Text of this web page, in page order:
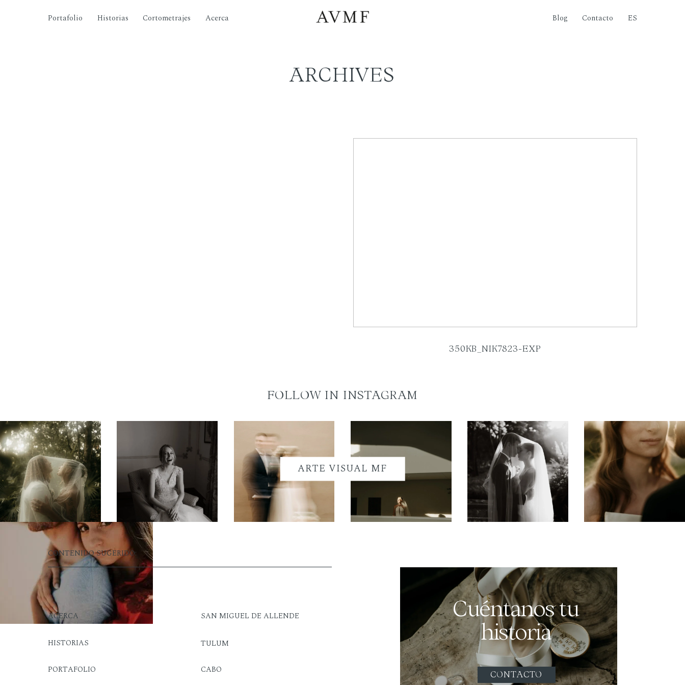
Portafolio Historias Cortometrajes Acerca Blog Contacto ES
ARCHIVES
350KB_NIK7823-EXP
FOLLOW IN INSTAGRAM
ARTE VISUAL MF
CONTENIDO SUGERIDO:
Cuéntanos tu
historia
ACERCA SAN MIGUEL DE ALLENDE
HISTORIAS TULUM
PORTAFOLIO CABO CONTACTO